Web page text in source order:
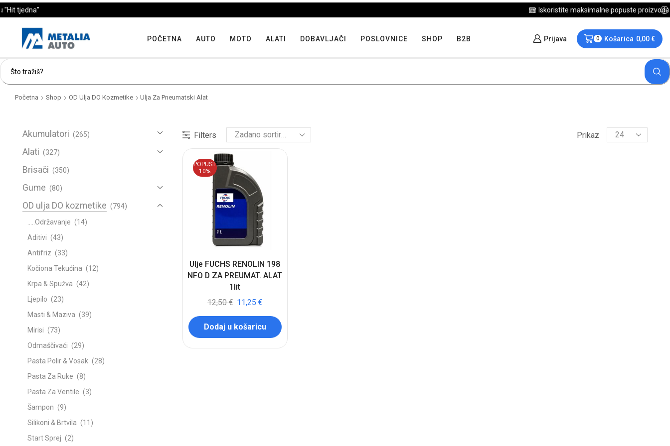
POČETNA AUTO MOTO ALATI DOBAVLJAČI POSLOVNICE SHOP B2B Prijava 0 Košarica 0,00€
Početna Shop OD Ulja DO Kozmetike Ulja Za Pneumatski Alat
Filters Prikaz
POPUST
10%
Ulje FUCHS RENOLIN 198
NFO D ZA PREUMAT. ALAT
1lit
12,50€ 11,25 €
Dodaj u košaricu
Akumulatori (265)
Alati (327)
Brisači (350)
Gume (80)
OD ulja DO kozmetike (794)
.....Održavanje (14)
Aditivi (43)
Antifriz (33)
Kočiona Tekućina (12)
Krpa & Spužva (42)
Ljepilo (23)
Masti & Maziva (39)
Mirisi (73)
Odmaščivaći (29)
Pasta Polir & Vosak (28)
Pasta Za Ruke (8)
Pasta Za Ventile (3)
Šampon (9)
Silikoni & Brtvila (11)
Start Sprej (2)